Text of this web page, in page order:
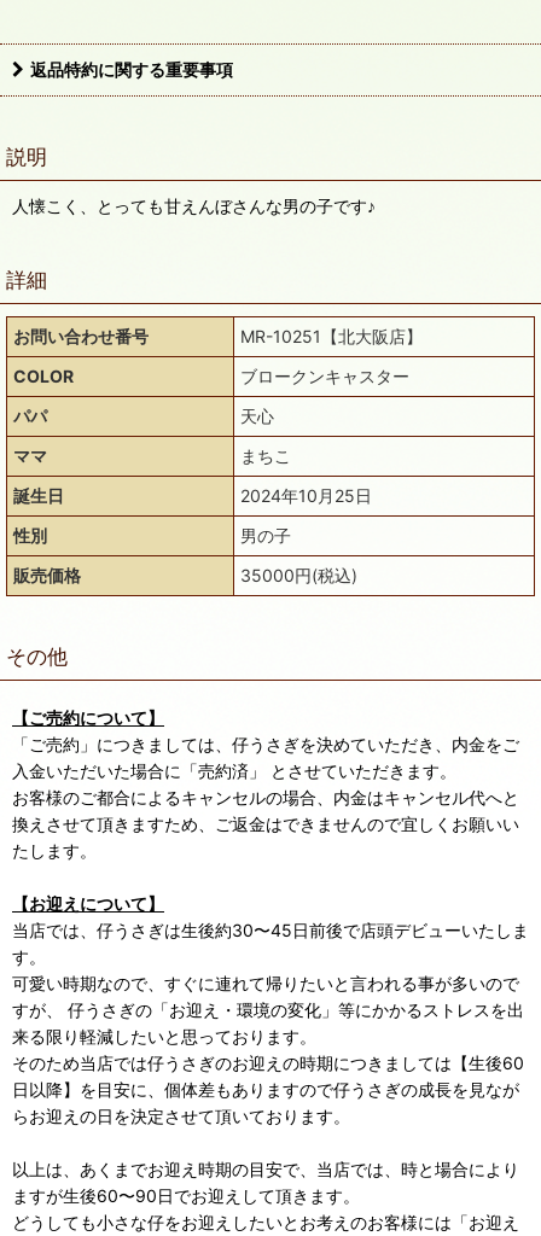
返品特約に関する重要事項
説明
人懐こく、とっても甘えんぼさんな男の子です♪
詳細
お問い合わせ番号
MR-10251【北大阪店】
COLOR
ブロークンキャスター
パパ
天心
ママ
まちこ
誕生日
2024年10月25日
性別
男の子
販売価格
35000円(税込)
その他
【ご売約について】
「ご売約」につきましては、仔うさぎを決めていただき、内金をご
入金いただいた場合に「売約済」 とさせていただきます。
お客様のご都合によるキャンセルの場合、内金はキャンセル代へと
換えさせて頂きますため、ご返金はできませんので宜しくお願いい
たします。
【お迎えについて】
当店では、仔うさぎは生後約30〜45日前後で店頭デビューいたしま
す。
可愛い時期なので、すぐに連れて帰りたいと言われる事が多いので
すが、 仔うさぎの「お迎え・環境の変化」等にかかるストレスを出
来る限り軽減したいと思っております。
そのため当店では仔うさぎのお迎えの時期につきましては【生後60
日以降】を目安に、個体差もありますので仔うさぎの成長を見なが
らお迎えの日を決定させて頂いております。
以上は、あくまでお迎え時期の目安で、当店では、時と場合により
ますが生後60〜90日でお迎えして頂きます。
どうしても小さな仔をお迎えしたいとお考えのお客様には「お迎え